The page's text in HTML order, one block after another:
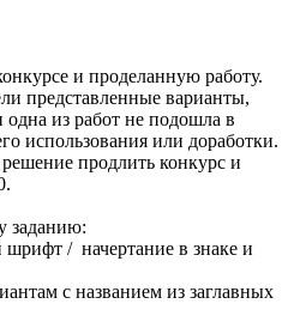
и проделанную работу.
представленные варианты,
из работ не подошла в
использования или доработки.
продлить конкурс и
заданию:
шрифт / начертание в знаке и
с названием из заглавных